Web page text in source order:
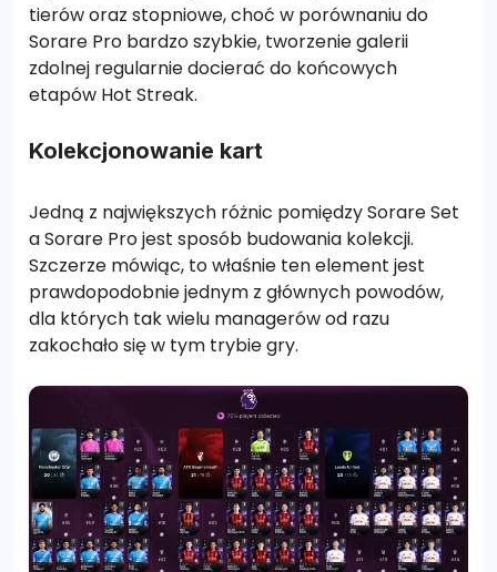
tierów oraz stopniowe, choć w porównaniu do
Sorare Pro bardzo szybkie, tworzenie galerii
zdolnej regularnie docierać do końcowych
etapów Hot Streak.
Kolekcjonowanie kart
Jedną z największych różnic pomiędzy Sorare Set
a Sorare Pro jest sposób budowania kolekcji.
Szczerze mówiąc, to właśnie ten element jest
prawdopodobnie jednym z głównych powodów,
dla których tak wielu managerów od razu
zakochało się w tym trybie gry.